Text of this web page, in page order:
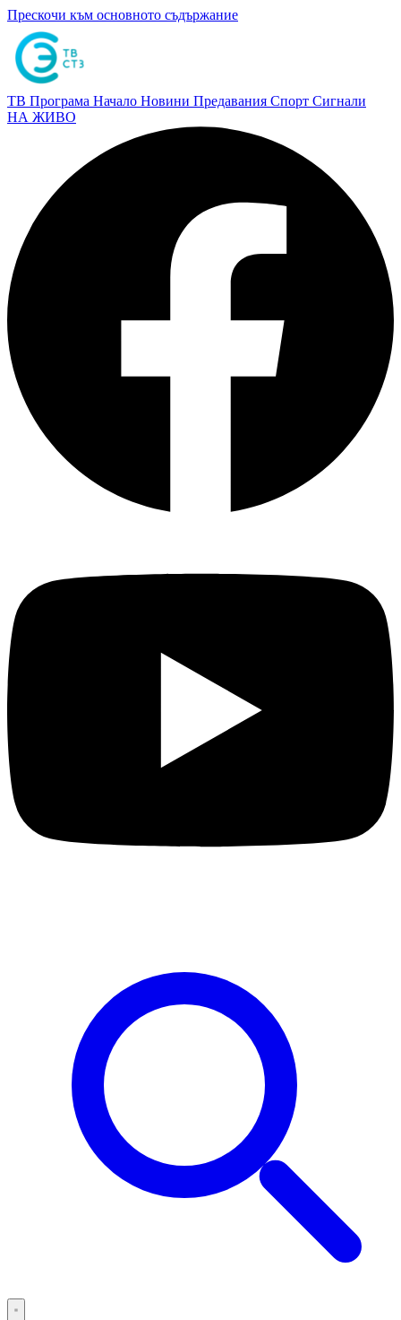
Прескочи към основното съдържание
ТВ Програма Начало Новини Предавания Спорт Сигнали
НА ЖИВО